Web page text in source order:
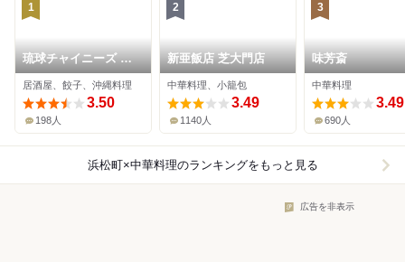
1
琉球チャイニーズ フ
ウフウトウ
居酒屋、餃子、沖縄料理
3.50
198人
2
新亜飯店 芝大門店
中華料理、小籠包
3.49
1140人
3
味芳斎
中華料理
3.49
690人
浜松町×中華料理のランキングをもっと見る
広告を非表示